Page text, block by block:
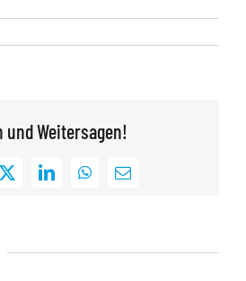
und Weitersagen!
X LinkedInWhatsApp
E-